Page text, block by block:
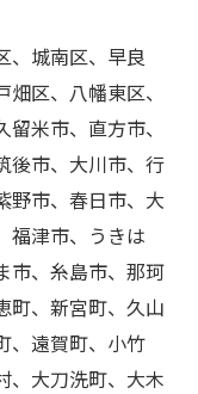
、城南区、早良
区、八幡東区、
米市、直方市、
後市、大川市、行
野市、春日市、大
福津市、うきは
市、糸島市、那珂
町、新宮町、久山
、遠賀町、小竹
、大刀洗町、大木